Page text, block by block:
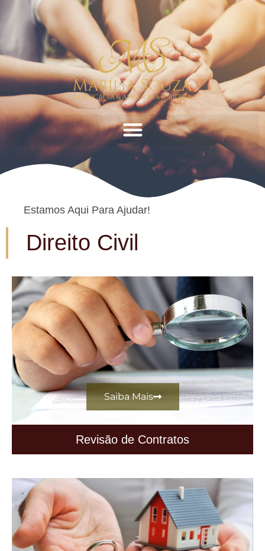
Estamos Aqui Para Ajudar!
Direito Civil
Revisão de Contratos
Saiba Mais